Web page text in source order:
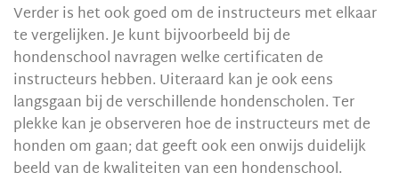
Verder is het ook goed om de instructeurs met elkaar
te vergelijken. Je kunt bijvoorbeeld bij de
hondenschool navragen welke certificaten de
instructeurs hebben. Uiteraard kan je ook eens
langsgaan bij de verschillende hondenscholen. Ter
plekke kan je observeren hoe de instructeurs met de
honden om gaan; dat geeft ook een onwijs duidelijk
beeld van de kwaliteiten van een hondenschool.